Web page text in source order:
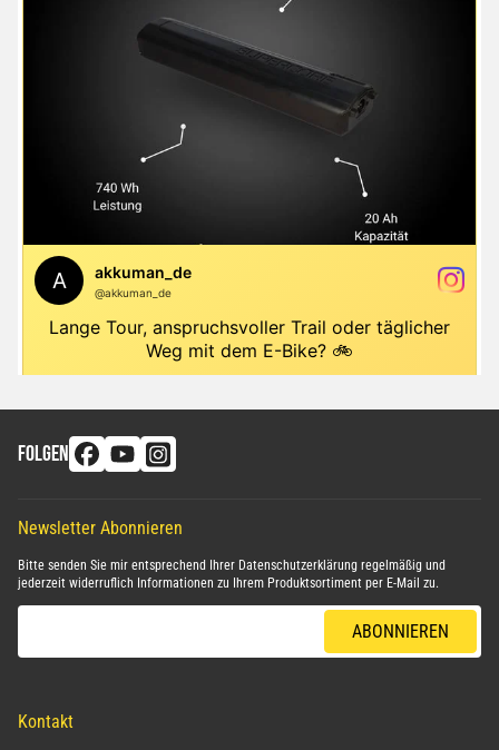
FOLGEN
Newsletter Abonnieren
Bitte senden Sie mir entsprechend Ihrer Datenschutzerklärung regelmäßig und
jederzeit widerruflich Informationen zu Ihrem Produktsortiment per E-Mail zu.
ABONNIEREN
Kontakt